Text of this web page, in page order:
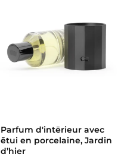
Parfum d'intērieur avec
ētui en porcelaine, Jardin
d’hier